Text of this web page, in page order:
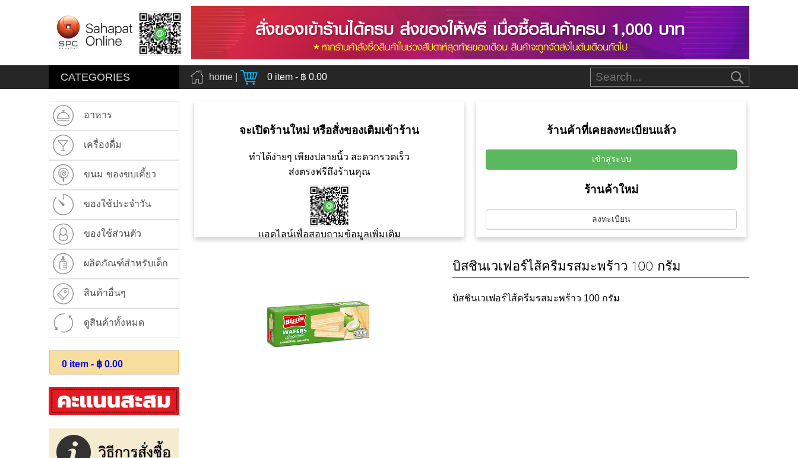
CATEGORIES home 0 item - ฿ 0.00
อาหาร
เครื่องดื่ม
ขนม ของขบเคี้ยว
ของใช้ประจำวัน
ของใช้ส่วนตัว
ผลิตภัณฑ์สำหรับเด็ก
สินค้าอื่นๆ
ดูสินค้าทั้งหมด
0 item - ฿ 0.00
จะเปิดร้านใหม่ หรือสั่งของเติมเข้าร้าน
ทำได้ง่ายๆ เพียงปลายนิ้ว สะดวกรวดเร็ว
ส่งตรงฟรีถึงร้านคุณ
แอดไลน์เพื่อสอบถามข้อมูลเพิ่มเติม
ร้านค้าที่เคยลงทะเบียนแล้ว
เข้าสู่ระบบ
ร้านค้าใหม่
ลงทะเบียน
บิสชินเวเฟอร์ไส้ครีมรสมะพร้าว 100 กรัม
บิสชินเวเฟอร์ไส้ครีมรสมะพร้าว 100 กรัม